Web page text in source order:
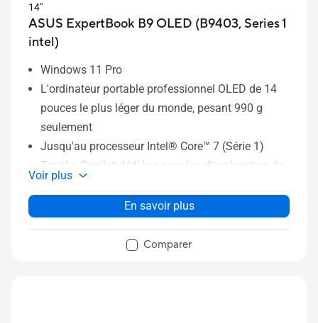
14"
ASUS ExpertBook B9 OLED (B9403, Series 1
intel)
Windows 11 Pro
L'ordinateur portable professionnel OLED de 14
pouces le plus léger du monde, pesant 990 g
seulement
Jusqu'au processeur Intel® Core™ 7 (Série 1)
Touche Copilot dédiée pour plus d'exploration de
l'IA
Durabilité tout au long du cycle de vie du produit
premium tout métal
Voir plus
En savoir plus
Comparer